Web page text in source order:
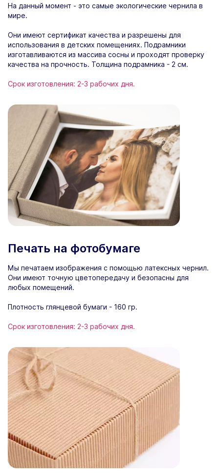
На данный момент - это самые экологические чернила в
мире.
Они имеют сертификат качества и разрешены для
использования в детских помещениях. Подрамники
изготавливаются из массива сосны и проходят проверку
качества на прочность. Толщина подрамника - 2 см.
Срок изготовления: 2-3 рабочих дня.
Печать на фотобумаге
Мы печатаем изображения с помощью латексных чернил.
Они имеют точную цветопередачу и безопасны для
любых помещений.
Плотность глянцевой бумаги - 160 гр.
Срок изготовления: 2-3 рабочих дня.